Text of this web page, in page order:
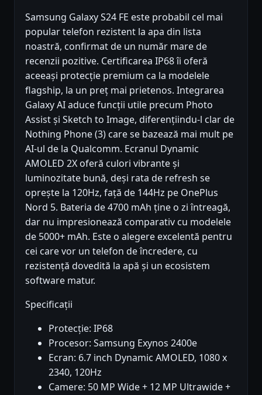
Samsung Galaxy S24 FE este probabil cel mai
popular telefon rezistent la apa din lista
noastră, confirmat de un număr mare de
recenzii pozitive. Certificarea IP68 îi oferă
aceeași protecție premium ca la modelele
flagship, la un preț mai prietenos. Integrarea
Galaxy AI aduce funcții utile precum Photo
Assist și Sketch to Image, diferențiindu-l clar de
Nothing Phone (3) care se bazează mai mult pe
AI-ul de la Qualcomm. Ecranul Dynamic
AMOLED 2X oferă culori vibrante și
luminozitate bună, deși rata de refresh se
oprește la 120Hz, față de 144Hz pe OnePlus
Nord 5. Bateria de 4700 mAh ține o zi întreagă,
dar nu impresionează comparativ cu modelele
de 5000+ mAh. Este o alegere excelentă pentru
cei care vor un telefon de încredere, cu
rezistență dovedită la apă și un ecosistem
software matur.
Specificații
Protecție: IP68
Procesor: Samsung Exynos 2400e
Ecran: 6.7 inch Dynamic AMOLED, 1080 x
2340, 120Hz
Camere: 50 MP Wide + 12 MP Ultrawide +